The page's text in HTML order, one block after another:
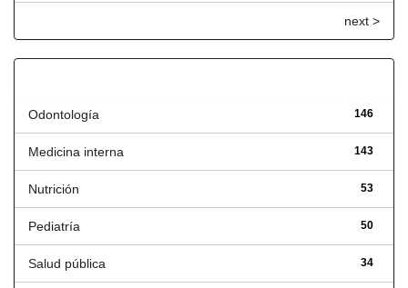
next >
146
Odontología
143
Medicina interna
53
Nutrición
50
Pediatría
34
Salud pública